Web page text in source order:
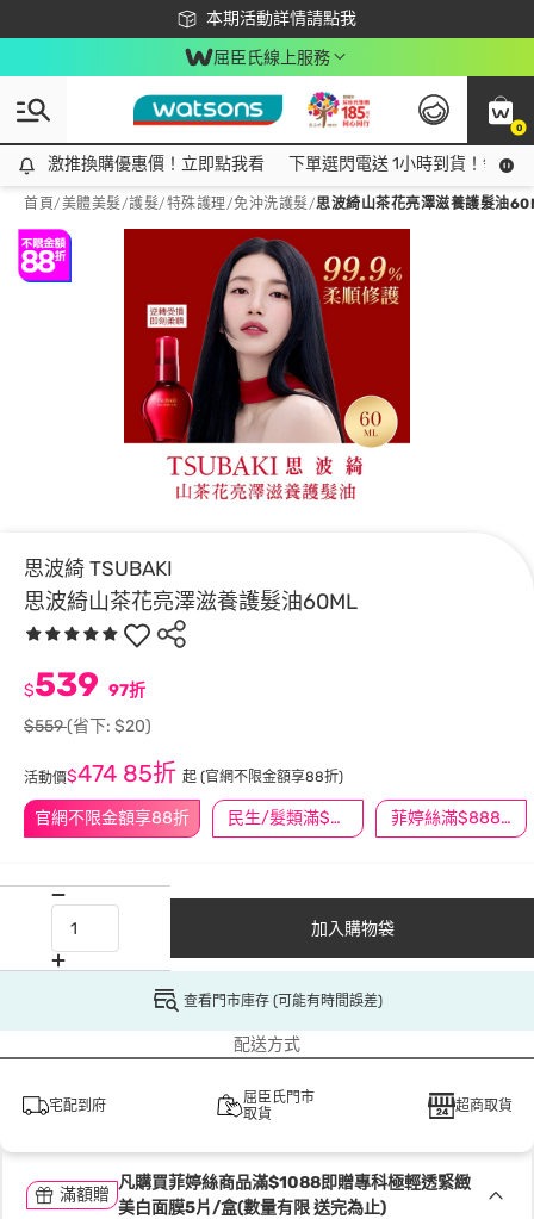
本期活動詳情請點我
下載app最高回饋$350
屈臣氏線上服務
0
激推換購優惠價！立即點我看
激推換購優惠價！立即點我看 下單選閃電送 1小時到貨！領神
首頁/美體美髮/護髮/特殊護理/免沖洗護髮/思波綺山茶花亮澤滋養護髮油
思波綺 TSUBAKI
思波綺山茶花亮澤滋養護髮油60ML
官網不限金額享88折 民生/髮類滿$388送舒潔冰巾 菲婷絲滿$888折$88
$539 97折
$559(省下: $20)
活動價$474 85折 起 (官網不限金額享88折)
加入購物袋
查看門市庫存 (可能有時間誤差)
配送方式
宅配到府
屈臣氏門市
取貨
超商取貨
滿額贈
凡購買菲婷絲商品滿$1088即贈專科極輕透緊緻
美白面膜5片/盒(數量有限 送完為止)